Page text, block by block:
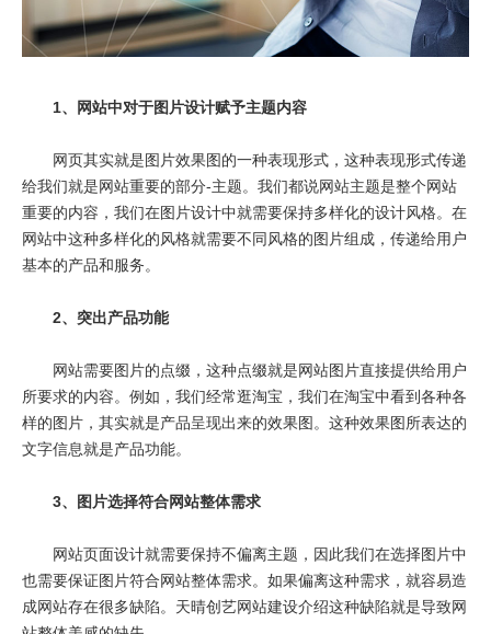
1、网站中对于图片设计赋予主题内容
网页其实就是图片效果图的一种表现形式，这种表现形式传递
给我们就是网站重要的部分-主题。我们都说网站主题是整个网站
重要的内容，我们在图片设计中就需要保持多样化的设计风格。在
网站中这种多样化的风格就需要不同风格的图片组成，传递给用户
基本的产品和服务。
2、突出产品功能
网站需要图片的点缀，这种点缀就是网站图片直接提供给用户
所要求的内容。例如，我们经常逛淘宝，我们在淘宝中看到各种各
样的图片，其实就是产品呈现出来的效果图。这种效果图所表达的
文字信息就是产品功能。
3、图片选择符合网站整体需求
网站页面设计就需要保持不偏离主题，因此我们在选择图片中
也需要保证图片符合网站整体需求。如果偏离这种需求，就容易造
成网站存在很多缺陷。天晴创艺网站建设介绍这种缺陷就是导致网